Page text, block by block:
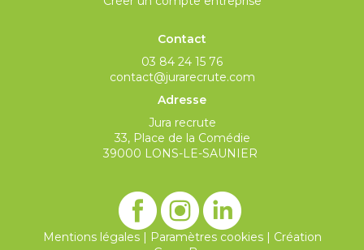
Contact
03 84 24 15 76
contact@jurarecrute.com
Adresse
Jura recrute
33, Place de la Comédie
39000 LONS-LE-SAUNIER
Mentions légales| Paramètres cookies| Création